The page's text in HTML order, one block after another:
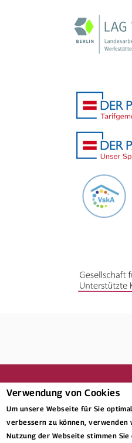
Verwendung von Cookies
Um unsere Webseite für Sie
verbessern zu können, verwenden
Nutzung der Webseite stimmen